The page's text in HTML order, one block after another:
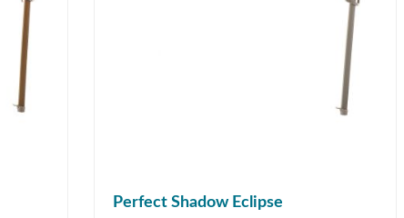
Perfect Shadow Eclipse